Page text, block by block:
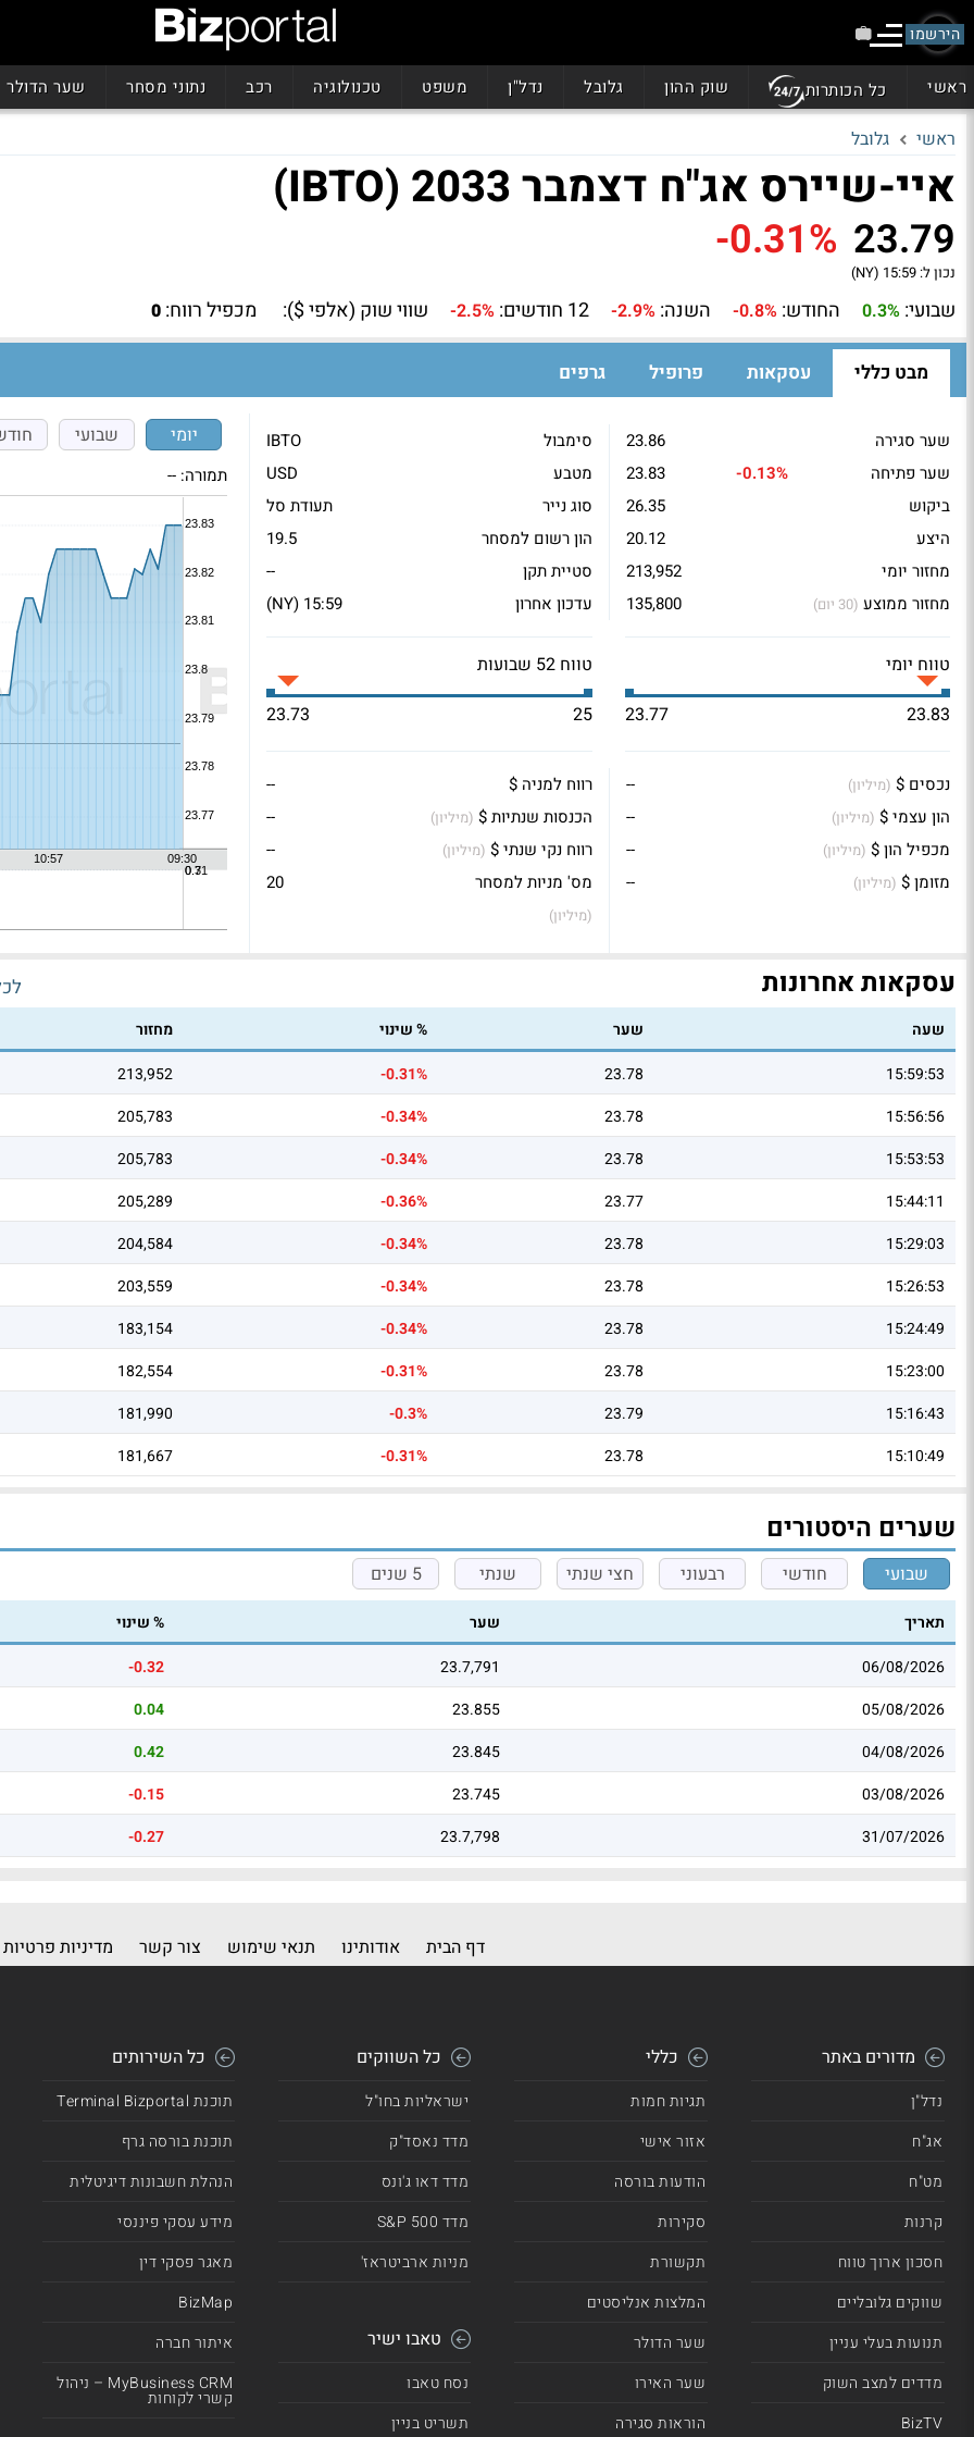
הירשמו
ראשי כל הכותרות שוק ההון גלובל נדל"ן משפט טכנולוגיה רכב נתוני מסחר שער הדולר
ראשי גלובל
איי-שיירס אג"ח דצמבר 2033 (IBTO)
23.79
-0.31%
נכון ל: 15:59 (NY)
שבועי: 0.3% החודש: -0.8% השנה: -2.9% 12 חודשים: -2.5% שווי שוק (אלפי $): מכפיל רווח: 0
מבט כללי עסקאות פרופיל גרפים
שער סגירה
23.86
שער פתיחה
-0.13%
23.83
ביקוש
26.35
היצע
20.12
מחזור יומי
213,952
מחזור ממוצע (30 יום) 135,800
סימבול
IBTO
מטבע
USD
סוג נייר
תעודת סל
הון רשום למסחר
19.5
סטיית תקן
--
עדכון אחרון
15:59 (NY)
טווח יומי
23.83
23.77
טווח 52 שבועות
25
23.73
נכסים $ (מיליון)
--
הון עצמי $ (מיליון)
--
מכפיל הון $ (מיליון)
--
מזומן $ (מיליון) --
רווח למניה $
--
הכנסות שנתיות $ (מיליון)
--
רווח נקי שנתי $ (מיליון)
--
מס' מניות למסחר
(מיליון)
20
יומי שבועי
תמורה: --
עסקאות אחרונות
שעה שער % שינוי
מחזור
15:59:53
23.78
-0.31%
213,952
15:56:56
23.78
-0.34%
205,783
15:53:53
23.78
-0.34%
205,783
15:44:11
23.77
-0.36%
205,289
15:29:03
23.78
-0.34%
204,584
15:26:53
23.78
-0.34%
203,559
15:24:49
23.78
-0.34%
183,154
15:23:00
23.78
-0.31%
182,554
15:16:43
23.79
-0.3%
181,990
15:10:49
23.78
-0.31%
181,667
שערים היסטורים
שבועי חודשי רבעוני חצי שנתי שנתי 5 שנים
תאריך שער
% שינוי
06/08/2026
23.7,791
-0.32
05/08/2026
23.855
0.04
04/08/2026
23.845
0.42
03/08/2026
23.745
-0.15
31/07/2026
23.7,798
-0.27
דף הבית אודותינו תנאי שימוש צור קשר מדיניות פרטיות
מדורים באתר
נדל"ן
אג"ח
מט"ח
קרנות
חסכון ארוך טווח
שווקים גלובליים
תנועות בעלי עניין
מדדים למצב השוק
BizTV
כללי
תגיות חמות
אזור אישי
הודעות בורסה
סקירות
תקשורת
המלצות אנליסטים
שער הדולר
שער האירו
הוראות סגירה
כל השווקים
ישראליות בחו"ל
מדד נאסד"ק
מדד דאו ג'ונס
מדד 500 S&P
מניות ארביטראז'
טאבו ישיר
נסח טאבו
תשריט בניין
כל השירותים
תוכנת Terminal Bizportal
תוכנת בורסה גרף
הנהלת חשבונות דיגיטלית
מידע עסקי פיננסי
מאגר פסקי דין
BizMap
איתור חברה
MyBusiness CRM – ניהול
קשרי לקוחות